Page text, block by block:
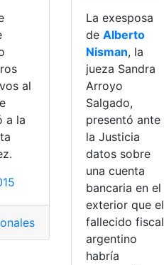
al
a la
La exesposa
deAlberto
Nisman, la
jueza Sandra
Arroyo
Salgado,
presentó ante
la Justicia
datos sobre
una cuenta
bancaria en el
exterior que el
fallecido fiscal
argentino
habría